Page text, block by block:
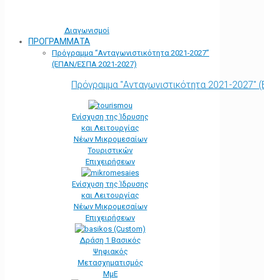
Διαγωνισμοί
ΠΡΟΓΡΑΜΜΑΤΑ
Πρόγραμμα “Ανταγωνιστικότητα 2021-2027”
(ΕΠΑΝ/ΕΣΠΑ 2021-2027)
Πρόγραμμα "Ανταγωνιστικότητα 2021-
Ενίσχυση της Ίδρυσης
και Λειτουργίας
Νέων Μικρομεσαίων
Τουριστικών
Επιχειρήσεων
Ενίσχυση της Ίδρυσης
και Λειτουργίας
Νέων Μικρομεσαίων
Επιχειρήσεων
Δράση 1 Βασικός
Ψηφιακός
Μετασχηματισμός
ΜμΕ